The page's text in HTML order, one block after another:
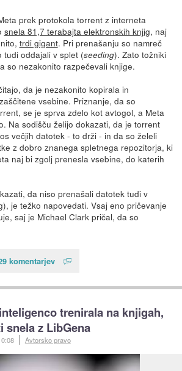
prek protokola torrent z interneta
snela 81,7 terabajta elektronskih knjig, naj
trdi gigant. Pri prenašanju so namreč
tudi oddajali v splet (seeding). Zato tožniki
so nezakonito razpečevali knjige.
da je nezakonito kopirala in
vsebine. Priznanje, da so
se je sprva zdelo kot avtogol, a Meta
Na sodišču želijo dokazati, da je torrent
večjih datotek - to drži - in da so želeli
z dobro znanega spletnega repozitorja, ki
naj bi zgolj prenesla vsebine, do katerih
da niso prenašali datotek tudi v
je težko napovedati. Vsaj eno pričevanje
saj je Michael Clark pričal, da so
komentarjev
trenirala na knjigah,
snela z LibGena
Avtorsko pravo